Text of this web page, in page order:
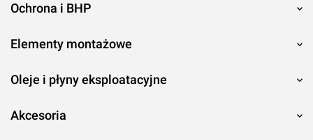
Ochrona i BHP
Elementy montażowe
Oleje i płyny eksploatacyjne
Akcesoria